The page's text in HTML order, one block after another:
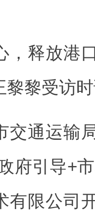
，释放港
黎黎受访
交通运输
府引导+
有限公司